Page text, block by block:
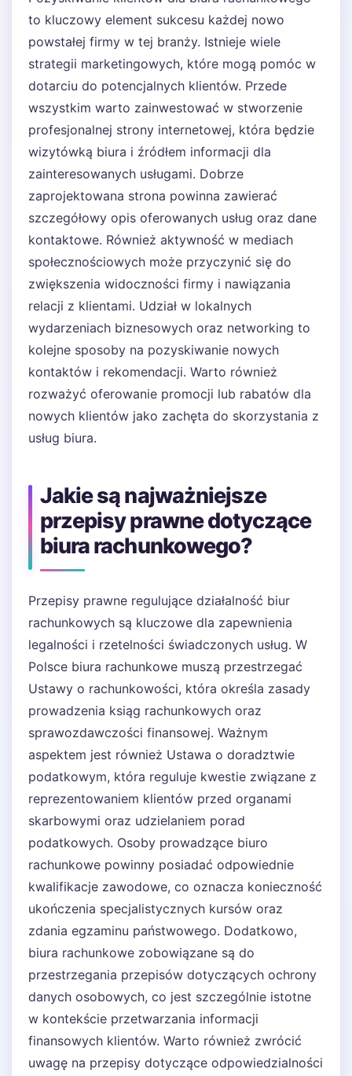
to kluczowy element sukcesu każdej nowo
powstałej firmy w tej branży. Istnieje wiele
strategii marketingowych, które mogą pomóc w
dotarciu do potencjalnych klientów. Przede
wszystkim warto zainwestować w stworzenie
profesjonalnej strony internetowej, która będzie
wizytówką biura i źródłem informacji dla
zainteresowanych usługami. Dobrze
zaprojektowana strona powinna zawierać
szczegółowy opis oferowanych usług oraz dane
kontaktowe. Również aktywność w mediach
społecznościowych może przyczynić się do
zwiększenia widoczności firmy i nawiązania
relacji z klientami. Udział w lokalnych
wydarzeniach biznesowych oraz networking to
kolejne sposoby na pozyskiwanie nowych
kontaktów i rekomendacji. Warto również
rozważyć oferowanie promocji lub rabatów dla
nowych klientów jako zachęta do skorzystania z
usług biura.
Jakie są najważniejsze
przepisy prawne dotyczące
biura rachunkowego?
Przepisy prawne regulujące działalność biur
rachunkowych są kluczowe dla zapewnienia
legalności i rzetelności świadczonych usług. W
Polsce biura rachunkowe muszą przestrzegać
Ustawy o rachunkowości, która określa zasady
prowadzenia ksiąg rachunkowych oraz
sprawozdawczości finansowej. Ważnym
aspektem jest również Ustawa o doradztwie
podatkowym, która reguluje kwestie związane z
reprezentowaniem klientów przed organami
skarbowymi oraz udzielaniem porad
podatkowych. Osoby prowadzące biuro
rachunkowe powinny posiadać odpowiednie
kwalifikacje zawodowe, co oznacza konieczność
ukończenia specjalistycznych kursów oraz
zdania egzaminu państwowego. Dodatkowo,
biura rachunkowe zobowiązane są do
przestrzegania przepisów dotyczących ochrony
danych osobowych, co jest szczególnie istotne
w kontekście przetwarzania informacji
finansowych klientów. Warto również zwrócić
uwagę na przepisy dotyczące odpowiedzialności